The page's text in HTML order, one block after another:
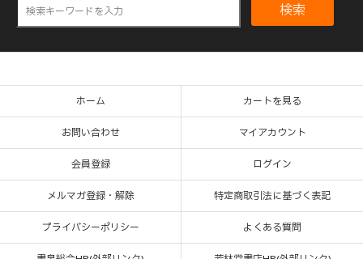
検索
ホーム カートを見る
お問い合わせ マイアカウント
会員登録 ログイン
メルマガ登録・解除 特定商取引法に基づく表記
プライバシーポリシー よくある質問